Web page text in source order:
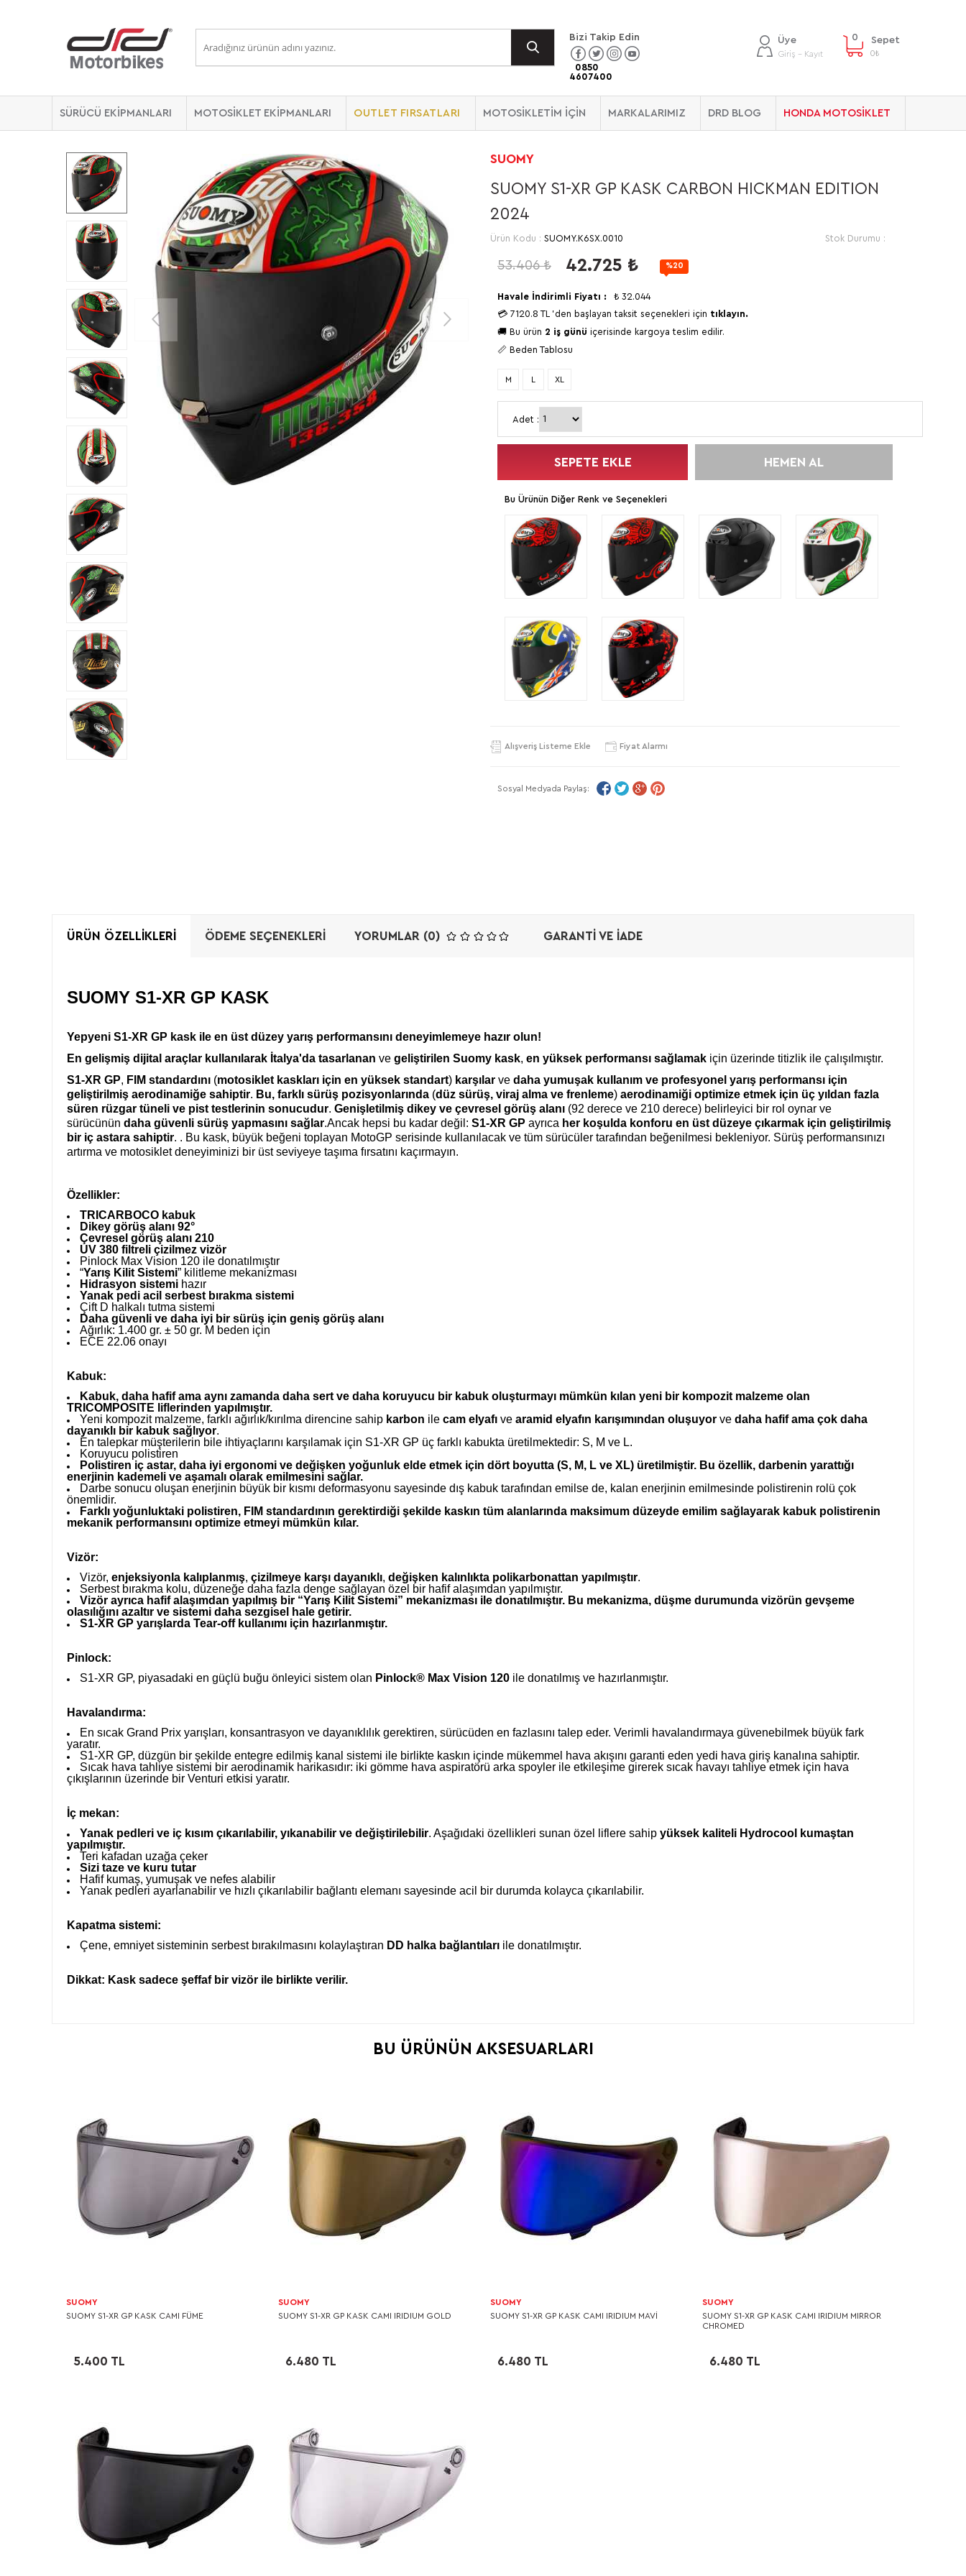
Bizi Takip Edin
0850
4607400
Sepet
0₺
0
Üye
Giriş - Kayıt
SÜRÜCÜ EKİPMANLARI MOTOSİKLET EKİPMANLARI OUTLET FIRSATLARI MOTOSİKLETİM İÇİN MARKALARIMIZ DRD BLOG HONDA MOTOSİKLET
SUOMY
SUOMY S1-XR GP KASK CARBON HICKMAN EDITION
2024
Ürün Kodu : SUOMY.K6SX.0010 Stok Durumu :
53.406₺ 42.725 ₺ %20
Havale İndirimli Fiyatı : ₺ 32.044
💳 7120.8 TL 'den başlayan taksit seçenekleri için tıklayın.
🚚 Bu ürün 2 iş günü içerisinde kargoya teslim edilir.
📏 Beden Tablosu
M L XL
Adet :
SEPETE EKLE HEMEN AL
Bu Ürünün Diğer Renk ve Seçenekleri
Alışveriş Listeme Ekle Fiyat Alarmı
Sosyal Medyada Paylaş:
ÜRÜN ÖZELLIKLERI ÖDEME SEÇENEKLERI YORUMLAR (0) GARANTI VE İADE
SUOMY S1-XR GP KASK
Yepyeni S1-XR GP kask ile en üst düzey yarış performansını deneyimlemeye hazır olun!
En gelişmiş dijital araçlar kullanılarak İtalya'da tasarlanan ve geliştirilen Suomy kask, en yüksek performansı sağlamak için üzerinde titizlik ile çalışılmıştır.
S1-XR GP, FIM standardını (motosiklet kaskları için en yüksek standart) karşılar ve daha yumuşak kullanım ve profesyonel yarış performansı için
geliştirilmiş aerodinamiğe sahiptir. Bu, farklı sürüş pozisyonlarında (düz sürüş, viraj alma ve frenleme) aerodinamiği optimize etmek için üç yıldan fazla
süren rüzgar tüneli ve pist testlerinin sonucudur. Genişletilmiş dikey ve çevresel görüş alanı (92 derece ve 210 derece) belirleyici bir rol oynar ve
sürücünün daha güvenli sürüş yapmasını sağlar.Ancak hepsi bu kadar değil: S1-XR GP ayrıca her koşulda konforu en üst düzeye çıkarmak için geliştirilmiş
bir iç astara sahiptir. . Bu kask, büyük beğeni toplayan MotoGP serisinde kullanılacak ve tüm sürücüler tarafından beğenilmesi bekleniyor. Sürüş performansınızı
artırma ve motosiklet deneyiminizi bir üst seviyeye taşıma fırsatını kaçırmayın.
Özellikler:
TRICARBOCO kabuk
Dikey görüş alanı 92°
Çevresel görüş alanı 210
UV 380 filtreli çizilmez vizör
Pinlock Max Vision 120 ile donatılmıştır
“Yarış Kilit Sistemi” kilitleme mekanizması
Hidrasyon sistemi hazır
Yanak pedi acil serbest bırakma sistemi
Çift D halkalı tutma sistemi
Daha güvenli ve daha iyi bir sürüş için geniş görüş alanı
Ağırlık: 1.400 gr. ± 50 gr. M beden için
ECE 22.06 onayı
Kabuk:
Kabuk, daha hafif ama aynı zamanda daha sert ve daha koruyucu bir kabuk oluşturmayı mümkün kılan yeni bir kompozit malzeme olan
TRICOMPOSITE liflerinden yapılmıştır.
Yeni kompozit malzeme, farklı ağırlık/kırılma direncine sahip karbon ile cam elyafı ve aramid elyafın karışımından oluşuyor ve daha hafif ama çok daha
dayanıklı bir kabuk sağlıyor.
En talepkar müşterilerin bile ihtiyaçlarını karşılamak için S1-XR GP üç farklı kabukta üretilmektedir: S, M ve L.
Koruyucu polistiren
Polistiren iç astar, daha iyi ergonomi ve değişken yoğunluk elde etmek için dört boyutta (S, M, L ve XL) üretilmiştir. Bu özellik, darbenin yarattığı
enerjinin kademeli ve aşamalı olarak emilmesini sağlar.
Darbe sonucu oluşan enerjinin büyük bir kısmı deformasyonu sayesinde dış kabuk tarafından emilse de, kalan enerjinin emilmesinde polistirenin rolü çok
önemlidir.
Farklı yoğunluktaki polistiren, FIM standardının gerektirdiği şekilde kaskın tüm alanlarında maksimum düzeyde emilim sağlayarak kabuk polistirenin
mekanik performansını optimize etmeyi mümkün kılar.
Vizör:
Vizör, enjeksiyonla kalıplanmış, çizilmeye karşı dayanıklı, değişken kalınlıkta polikarbonattan yapılmıştır.
Serbest bırakma kolu, düzeneğe daha fazla denge sağlayan özel bir hafif alaşımdan yapılmıştır.
Vizör ayrıca hafif alaşımdan yapılmış bir “Yarış Kilit Sistemi” mekanizması ile donatılmıştır. Bu mekanizma, düşme durumunda vizörün gevşeme
olasılığını azaltır ve sistemi daha sezgisel hale getirir.
S1-XR GP yarışlarda Tear-off kullanımı için hazırlanmıştır.
Pinlock:
S1-XR GP, piyasadaki en güçlü buğu önleyici sistem olan Pinlock® Max Vision 120 ile donatılmış ve hazırlanmıştır.
Havalandırma:
En sıcak Grand Prix yarışları, konsantrasyon ve dayanıklılık gerektiren, sürücüden en fazlasını talep eder. Verimli havalandırmaya güvenebilmek büyük fark
yaratır.
S1-XR GP, düzgün bir şekilde entegre edilmiş kanal sistemi ile birlikte kaskın içinde mükemmel hava akışını garanti eden yedi hava giriş kanalına sahiptir.
Sıcak hava tahliye sistemi bir aerodinamik harikasıdır: iki gömme hava aspiratörü arka spoyler ile etkileşime girerek sıcak havayı tahliye etmek için hava
çıkışlarının üzerinde bir Venturi etkisi yaratır.
İç mekan:
Yanak pedleri ve iç kısım çıkarılabilir, yıkanabilir ve değiştirilebilir. Aşağıdaki özellikleri sunan özel liflere sahip yüksek kaliteli Hydrocool kumaştan
yapılmıştır.
Teri kafadan uzağa çeker
Sizi taze ve kuru tutar
Hafif kumaş, yumuşak ve nefes alabilir
Yanak pedleri ayarlanabilir ve hızlı çıkarılabilir bağlantı elemanı sayesinde acil bir durumda kolayca çıkarılabilir.
Kapatma sistemi:
Çene, emniyet sisteminin serbest bırakılmasını kolaylaştıran DD halka bağlantıları ile donatılmıştır.
Dikkat: Kask sadece şeffaf bir vizör ile birlikte verilir.
BU ÜRÜNÜN AKSESUARLARI
SUOMY
SUOMY S1-XR GP KASK CAMI FÜME
5.400 TL
SUOMY
SUOMY S1-XR GP KASK CAMI IRIDIUM GOLD
6.480 TL
SUOMY
SUOMY S1-XR GP KASK CAMI IRIDIUM MAVİ
6.480 TL
SUOMY
SUOMY S1-XR GP KASK CAMI IRIDIUM MIRROR
CHROMED
6.480 TL